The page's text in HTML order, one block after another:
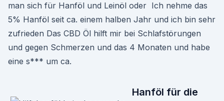
man sich für Hanföl und Leinöl oder Ich nehme das
5% Hanföl seit ca. einem halben Jahr und ich bin sehr
zufrieden Das CBD Öl hilft mir bei Schlafstörungen
und gegen Schmerzen und das 4 Monaten und habe
eine s*** um ca.
Hanföl für die